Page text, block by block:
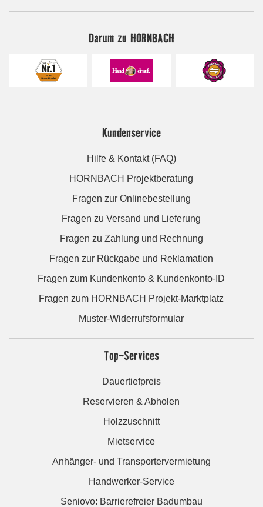
Darum zu HORNBACH
Kundenservice
Hilfe & Kontakt (FAQ)
HORNBACH Projektberatung
Fragen zur Onlinebestellung
Fragen zu Versand und Lieferung
Fragen zu Zahlung und Rechnung
Fragen zur Rückgabe und Reklamation
Fragen zum Kundenkonto & Kundenkonto-ID
Fragen zum HORNBACH Projekt-Marktplatz
Muster-Widerrufsformular
Top-Services
Dauertiefpreis
Reservieren & Abholen
Holzzuschnitt
Mietservice
Anhänger- und Transportervermietung
Handwerker-Service
Seniovo: Barrierefreier Badumbau